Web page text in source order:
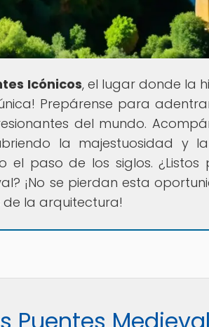
Icónicos, el lugar donde la
Prepárense para
del mundo.
la majestuosidad y
el paso de los siglos.
¡No se pierdan esta
de la arquitectura!